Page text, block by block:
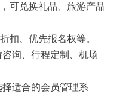
可兑换礼品、旅游产品
扣、优先报名权等。
询、行程定制、机场
适合的会员管理系